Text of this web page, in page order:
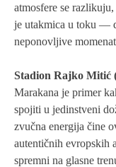
atmosfere se
je utakmica u toku —
neponovljive
Stadion Rajko Mitić
Marakana je primer
spojiti u jedinstveni
zvučna energija čine
autentičnih evropskih
spremni na glasne